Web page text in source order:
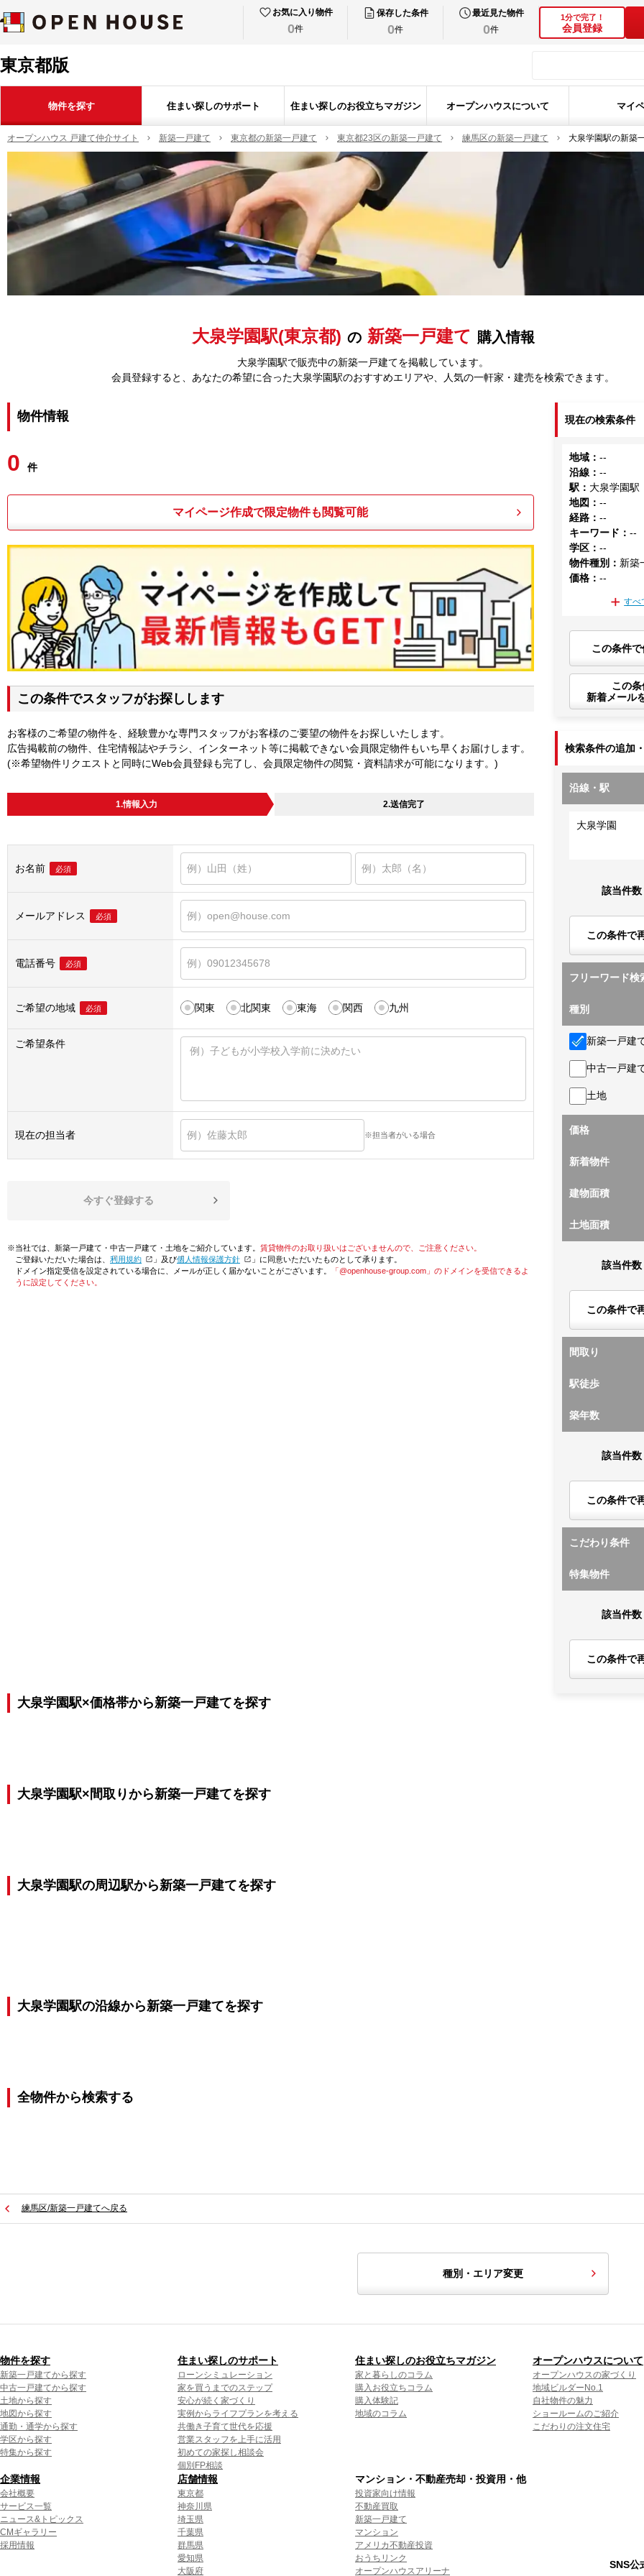
お気に入り物件
0件
保存した条件
0件
最近見た物件
0件
1分で完了！
会員登録
東京都版
物件を探す 住まい探しのサポート 住まい探しのお役立ちマガジン オープンハウスについて マイ
オープンハウス 戸建て仲介サイト 新築一戸建て 東京都の新築一戸建て 東京都23区の新築一戸建て 練馬区の新築一戸建て 大泉学園駅の新築
大泉学園駅(東京都) の 新築一戸建て 購入情報
大泉学園駅で販売中の新築一戸建てを掲載しています。
会員登録すると、あなたの希望に合った大泉学園駅のおすすめエリアや、人気の一軒家・建売を検索できます。
物件情報
0 件
マイページ作成で限定物件も閲覧可能
この条件でスタッフがお探しします
お客様のご希望の物件を、経験豊かな専門スタッフがお客様のご要望の物件をお探しいたします。
広告掲載前の物件、住宅情報誌やチラシ、インターネット等に掲載できない会員限定物件もいち早くお届けします。
(※希望物件リクエストと同時にWeb会員登録も完了し、会員限定物件の閲覧・資料請求が可能になります。)
1.情報入力 2.送信完了
お名前 必須
メールアドレス 必須
電話番号 必須
ご希望の地域 必須 関東 北関東 東海 関西 九州
ご希望条件
現在の担当者 ※担当者がいる場合
今すぐ登録する
※当社では、新築一戸建て・中古一戸建て・土地をご紹介しています。 賃貸物件のお取り扱いはございませんので、ご注意ください。
ご登録いただいた場合は、「利用規約 」及び「個人情報保護方針
」に同意いただいたものとして承ります。
ドメイン指定受信を設定されている場合に、メールが正しく届かないことがございます。
「@openhouse-group.com」のドメインを受信できるよ
うに設定してください。
現在の検索条件
地域 ：--
沿線 ：--
駅 ： 大泉学園駅
地図 ：--
経路 ：--
キーワード ：--
学区 ：--
物件種別 ： 新築
価格 ：--
すべ
この条件
この
新着メール
検索条件の追加
沿線・駅
大泉学園
該当件数
この条件で
フリーワード検
種別
新築一戸建
中古一戸建
土地
価格
新着物件
建物面積
土地面積
該当件数
この条件で
間取り
駅徒歩
築年数
該当件数
この条件で
こだわり条件
特集物件
該当件数
この条件で
大泉学園駅×価格帯から新築一戸建てを探す
大泉学園駅×間取りから新築一戸建てを探す
大泉学園駅の周辺駅から新築一戸建てを探す
大泉学園駅の沿線から新築一戸建てを探す
全物件から検索する
練馬区/新築一戸建てへ戻る
種別・エリア変更
物件を探す
新築一戸建てから探す
中古一戸建てから探す
土地から探す
地図から探す
通勤・通学から探す
学区から探す
特集から探す
住まい探しのサポート
ローンシミュレーション
家を買うまでのステップ
安心が続く家づくり
実例からライフプランを考える
共働き子育て世代を応援
営業スタッフを上手に活用
初めての家探し相談会
個別FP相談
住まい探しのお役立ちマガジン
家と暮らしのコラム
購入お役立ちコラム
購入体験記
地域のコラム
オープンハウスについて
オープンハウスの家づくり
地域ビルダーNo.1
自社物件の魅力
ショールームのご紹介
こだわりの注文住宅
企業情報
会社概要
サービス一覧
ニュース&トピックス
CMギャラリー
採用情報
店舗情報
東京都
神奈川県
埼玉県
千葉県
群馬県
愛知県
大阪府
マンション・不動産売却・投資用・他
投資家向け情報
不動産買取
新築一戸建て
マンション
アメリカ不動産投資
おうちリンク
オープンハウスアリーナ
SNS公